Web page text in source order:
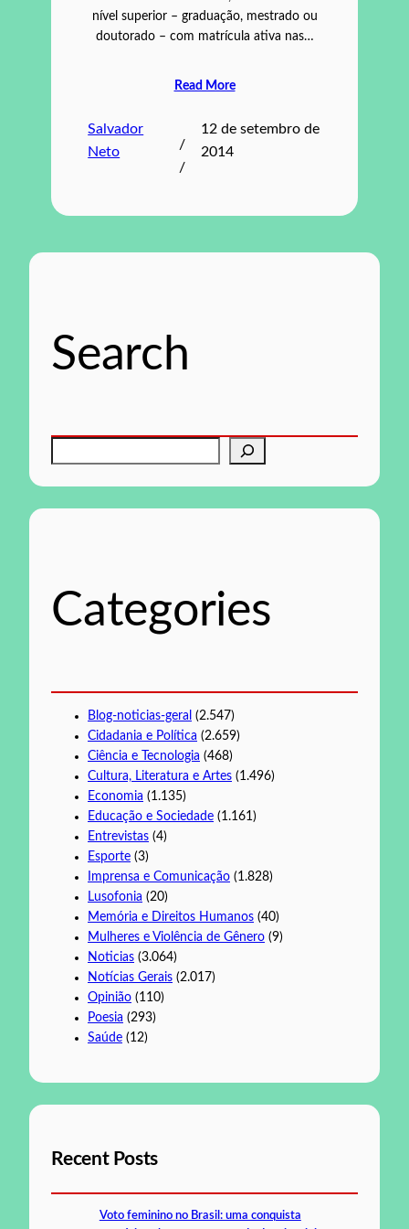
nível superior – graduação, mestrado ou
doutorado – com matrícula ativa nas…
Read More
Salvador
Neto
/
/
12 de setembro de
2014
Search
aCategories
Blog-noticias-geral (2.547)
Cidadania e Política (2.659)
Ciência e Tecnologia (468)
Cultura, Literatura e Artes (1.496)
Economia (1.135)
Educação e Sociedade (1.161)
Entrevistas (4)
Esporte (3)
Imprensa e Comunicação (1.828)
Lusofonia (20)
Memória e Direitos Humanos (40)
Mulheres e Violência de Gênero (9)
Noticias (3.064)
Notícias Gerais (2.017)
Opinião (110)
Poesia (293)
Saúde (12)
Recent Posts
Voto feminino no Brasil: uma conquista